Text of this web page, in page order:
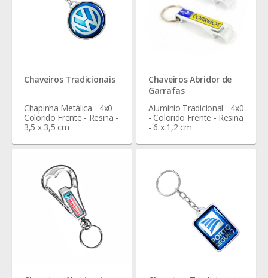
Chaveiros Tradicionais
Chapinha Metálica - 4x0 -
Colorido Frente - Resina -
3,5 x 3,5 cm
Chaveiros Abridor de
Garrafas
Alumínio Tradicional - 4x0
- Colorido Frente - Resina
- 6 x 1,2 cm